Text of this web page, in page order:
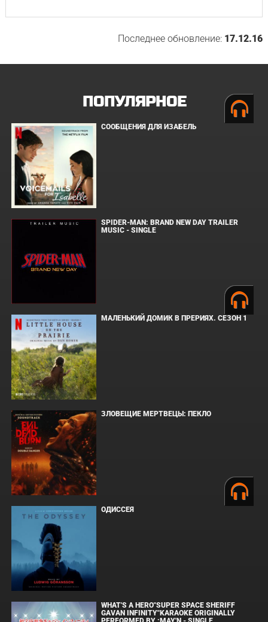
Последнее обновление: 17.12.16
ПОПУЛЯРНОЕ
СООБЩЕНИЯ ДЛЯ ИЗАБЕЛЬ
SPIDER-MAN: BRAND NEW DAY TRAILER
MUSIC - SINGLE
МАЛЕНЬКИЙ ДОМИК В ПРЕРИЯХ. СЕЗОН 1
ЗЛОВЕЩИЕ МЕРТВЕЦЫ: ПЕКЛО
ОДИССЕЯ
WHAT'S A HERO"SUPER SPACE SHERIFF
GAVAN INFINITY"KARAOKE ORIGINALLY